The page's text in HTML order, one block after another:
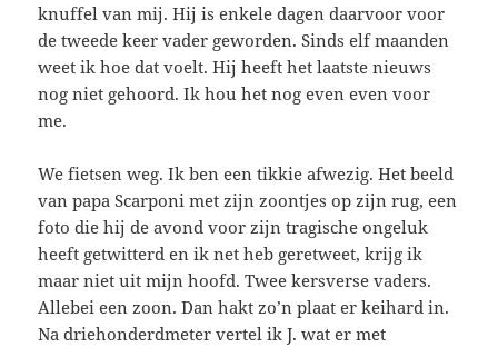
knuffel van mij. Hij is enkele dagen daarvoor voor
de tweede keer vader geworden. Sinds elf maanden
weet ik hoe dat voelt. Hij heeft het laatste nieuws
nog niet gehoord. Ik hou het nog even even voor
me.
We fietsen weg. Ik ben een tikkie afwezig. Het beeld
van papa Scarponi met zijn zoontjes op zijn rug, een
foto die hij de avond voor zijn tragische ongeluk
heeft getwitterd en ik net heb geretweet, krijg ik
maar niet uit mijn hoofd. Twee kersverse vaders.
Allebei een zoon. Dan hakt zo’n plaat er keihard in.
Na driehonderdmeter vertel ik J. wat er met